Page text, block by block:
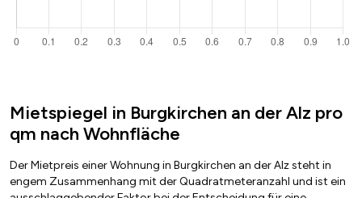
Mietspiegel in Burgkirchen an der Alz pro
qm nach Wohnfläche
Der Mietpreis einer Wohnung in Burgkirchen an der Alz steht in
engem Zusammenhang mit der Quadratmeteranzahl und ist ein